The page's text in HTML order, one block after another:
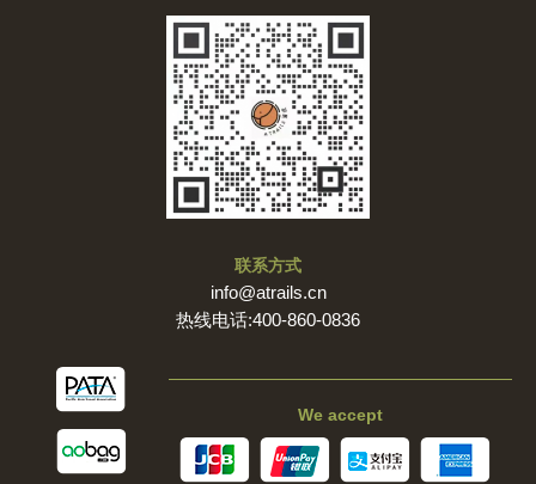
联系方式
info@atrails.cn
热线电话:400-860-0836
We accept